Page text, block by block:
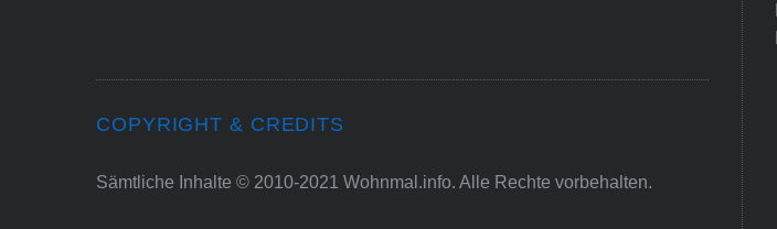
COPYRIGHT & CREDITS
Sämtliche Inhalte © 2010-2021 Wohnmal.info. Alle Rechte vorbehalten.